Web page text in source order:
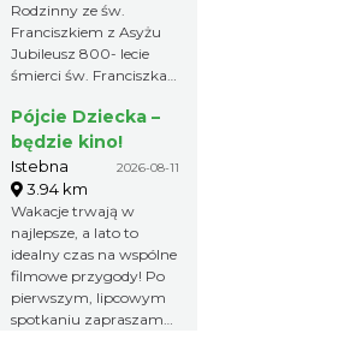
Rodzinny ze św.
Franciszkiem z Asyżu
Jubileusz 800- lecie
śmierci św. Franciszka z
Franciszka z Asyżu
zaprasza na Piknik –
Sympozjum
Franciszkańskie, które
odbędzie się w Istebnej
8 sierpnia 2026 roku
Rozpoczęcie o godz.
10.00 Mszą Świętą pod
przewodnictwem
Ministra
Pójcie Dziecka –
będzie kino!
Istebna 2026-08-11
3.94 km
Wakacje trwają w
najlepsze, a lato to
idealny czas na wspólne
filmowe przygody! Po
pierwszym, lipcowym
spotkaniu zapraszamy